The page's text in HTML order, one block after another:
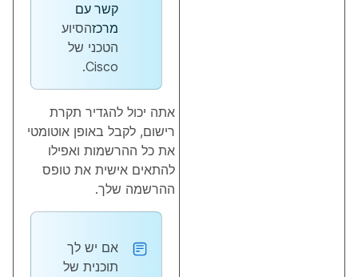
קשר עם
מרכזהסיוע
הטכני של
Cisco.
אתה יכול להגדיר תקרת
רישום, לקבל באופן אוטומטי
את כל ההרשמות ואפילו
להתאים אישית את טופס
ההרשמה שלך.
אם יש לך
תוכנית של